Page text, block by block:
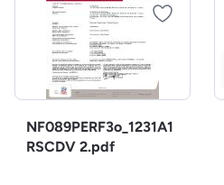
NF089PERF3o_1231A1
RSCDV 2.pdf